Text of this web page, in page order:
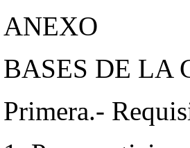
ANEXO
BASES DE LA
Primera.-